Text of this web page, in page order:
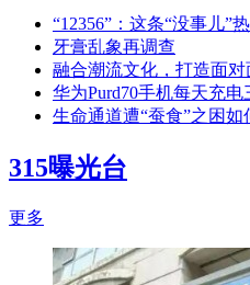
“12356”：这条“没事儿”
牙膏乱象再调查
融合潮流文化，打造面
华为Purd70手机每天充
生命通道遭“蚕食”之困
315曝光台
更多